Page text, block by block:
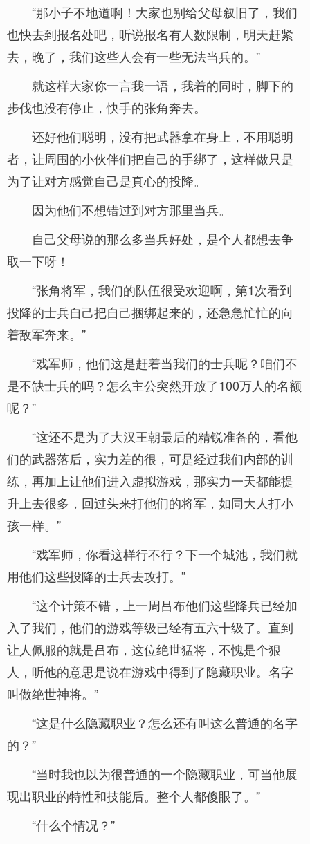
“那小子不地道啊！大家也别给父母叙旧了，我们
也快去到报名处吧，听说报名有人数限制，明天赶紧
去，晚了，我们这些人会有一些无法当兵的。”
就这样大家你一言我一语，我着的同时，脚下的
步伐也没有停止，快手的张角奔去。
还好他们聪明，没有把武器拿在身上，不用聪明
者，让周围的小伙伴们把自己的手绑了，这样做只是
为了让对方感觉自己是真心的投降。
因为他们不想错过到对方那里当兵。
自己父母说的那么多当兵好处，是个人都想去争
取一下呀！
“张角将军，我们的队伍很受欢迎啊，第1次看到
投降的士兵自己把自己捆绑起来的，还急急忙忙的向
着敌军奔来。”
“戏军师，他们这是赶着当我们的士兵呢？咱们不
是不缺士兵的吗？怎么主公突然开放了100万人的名额
呢？”
“这还不是为了大汉王朝最后的精锐准备的，看他
们的武器落后，实力差的很，可是经过我们内部的训
练，再加上让他们进入虚拟游戏，那实力一天都能提
升上去很多，回过头来打他们的将军，如同大人打小
孩一样。”
“戏军师，你看这样行不行？下一个城池，我们就
用他们这些投降的士兵去攻打。”
“这个计策不错，上一周吕布他们这些降兵已经加
入了我们，他们的游戏等级已经有五六十级了。直到
让人佩服的就是吕布，这位绝世猛将，不愧是个狠
人，听他的意思是说在游戏中得到了隐藏职业。名字
叫做绝世神将。”
“这是什么隐藏职业？怎么还有叫这么普通的名字
的？”
“当时我也以为很普通的一个隐藏职业，可当他展
现出职业的特性和技能后。整个人都傻眼了。”
“什么个情况？”